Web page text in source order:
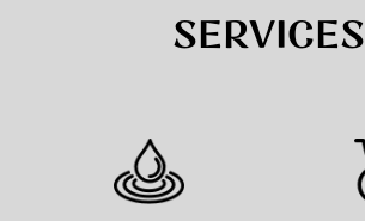
SERVICES